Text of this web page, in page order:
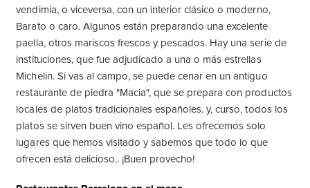
vendimia, o viceversa, con un interior clásico o moderno,
Barato o caro. Algunos están preparando una excelente
paella, otros mariscos frescos y pescados. Hay una serie de
instituciones, que fue adjudicado a una o más estrellas
Michelin. Si vas al campo, se puede cenar en un antiguo
restaurante de piedra "Macia", que se prepara con productos
locales de platos tradicionales españoles. y, curso, todos los
platos se sirven buen vino español. Les ofrecemos solo
lugares que hemos visitado y sabemos que todo lo que
ofrecen está delicioso.. ¡Buen provecho!